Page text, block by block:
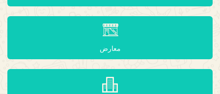
معارض